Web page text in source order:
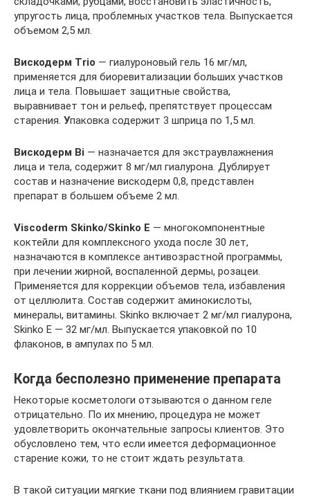
упругость лица, проблемных участков тела. Выпускается
объемом 2,5 мл.
Вискодерм Trio — гиалуроновый гель 16 мг/мл,
применяется для биоревитализации больших участков
лица и тела. Повышает защитные свойства,
выравнивает тон и рельеф, препятствует процессам
старения. Упаковка содержит 3 шприца по 1,5 мл.
Вискодерм Bi — назначается для экстраувлажнения
лица и тела, содержит 8 мг/мл гиалурона. Дублирует
состав и назначение вискодерм 0,8, представлен
препарат в большем объеме 2 мл.
Viscoderm Skinko/Skinko E — многокомпонентные
коктейли для комплексного ухода после 30 лет,
назначаются в комплексе антивозрастной программы,
при лечении жирной, воспаленной дермы, розацеи.
Применяется для коррекции объемов тела, избавления
от целлюлита. Состав содержит аминокислоты,
минералы, витамины. Skinko включает 2 мг/мл гиалурона,
Skinko E — 32 мг/мл. Выпускается упаковкой по 10
флаконов, в ампулах по 5 мл.
Когда бесполезно применение препарата
Некоторые косметологи отзываются о данном геле
отрицательно. По их мнению, процедура не может
удовлетворить окончательные запросы клиентов. Это
обусловлено тем, что если имеется деформационное
старение кожи, то не стоит ждать результата.
В такой ситуации мягкие ткани под влиянием гравитации